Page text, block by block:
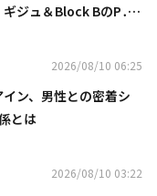
ジュ＆Block BのP․
2026/08/10 06:25
ン、男性との密着シ
とは
2026/08/10 03:22